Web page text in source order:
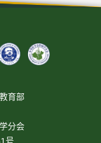
育部
分会